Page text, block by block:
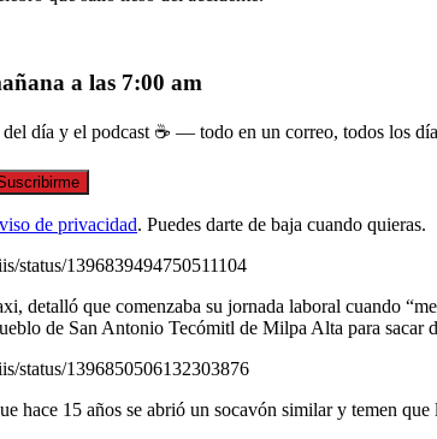
a las 7:00 am
día y el podcast ☕ — todo en un correo, todos los
de privacidad. Puedes darte de baja cuando quieras.
status/1396839494750511104
detalló que comenzaba su jornada laboral cuando
de San Antonio Tecómitl de Milpa Alta para sacar
status/1396850506132303876
hace 15 años se abrió un socavón similar y temen